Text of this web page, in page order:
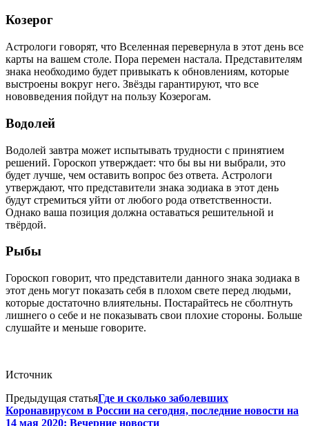
Козерог
Астрологи говорят, что Вселенная перевернула в этот день все
карты на вашем столе. Пора перемен настала. Представителям
знака необходимо будет привыкать к обновлениям, которые
выстроены вокруг него. Звёзды гарантируют, что все
нововведения пойдут на пользу Козерогам.
Водолей
Водолей завтра может испытывать трудности с принятием
решений. Гороскоп утверждает: что бы вы ни выбрали, это
будет лучше, чем оставить вопрос без ответа. Астрологи
утверждают, что представители знака зодиака в этот день
будут стремиться уйти от любого рода ответственности.
Однако ваша позиция должна оставаться решительной и
твёрдой.
Рыбы
Гороскоп говорит, что представители данного знака зодиака в
этот день могут показать себя в плохом свете перед людьми,
которые достаточно влиятельны. Постарайтесь не сболтнуть
лишнего о себе и не показывать свои плохие стороны. Больше
слушайте и меньше говорите.
Источник
Предыдущая статьяГде и сколько заболевших
Коронавирусом в России на сегодня, последние новости на
14 мая 2020: Вечерние новости